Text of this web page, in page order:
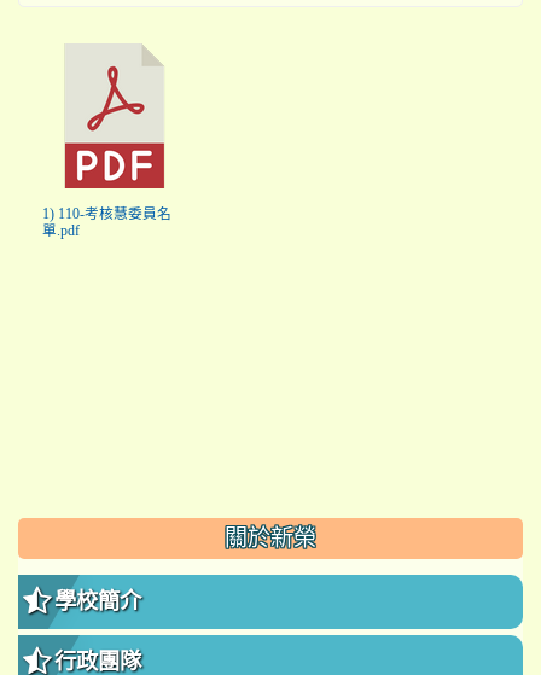
1) 110-考核慧委員名
單.pdf
::: 關於新榮
學校簡介
行政團隊